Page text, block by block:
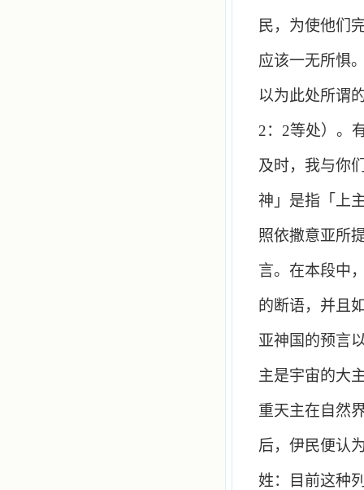
民，为使他们
应该一无所惧
以为此处所谓
2： 2等处）。
及时，我与你
神」是指「上
照依撒意亚所
言。在本段中
的断语，并且
亚神国的预言
主是宇宙的大
重天主在自然
后，伊民便认
姓：目前这种